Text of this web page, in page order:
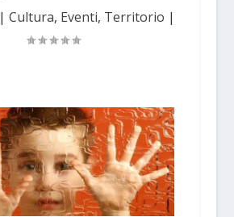
|Cultura, Eventi, Territorio |